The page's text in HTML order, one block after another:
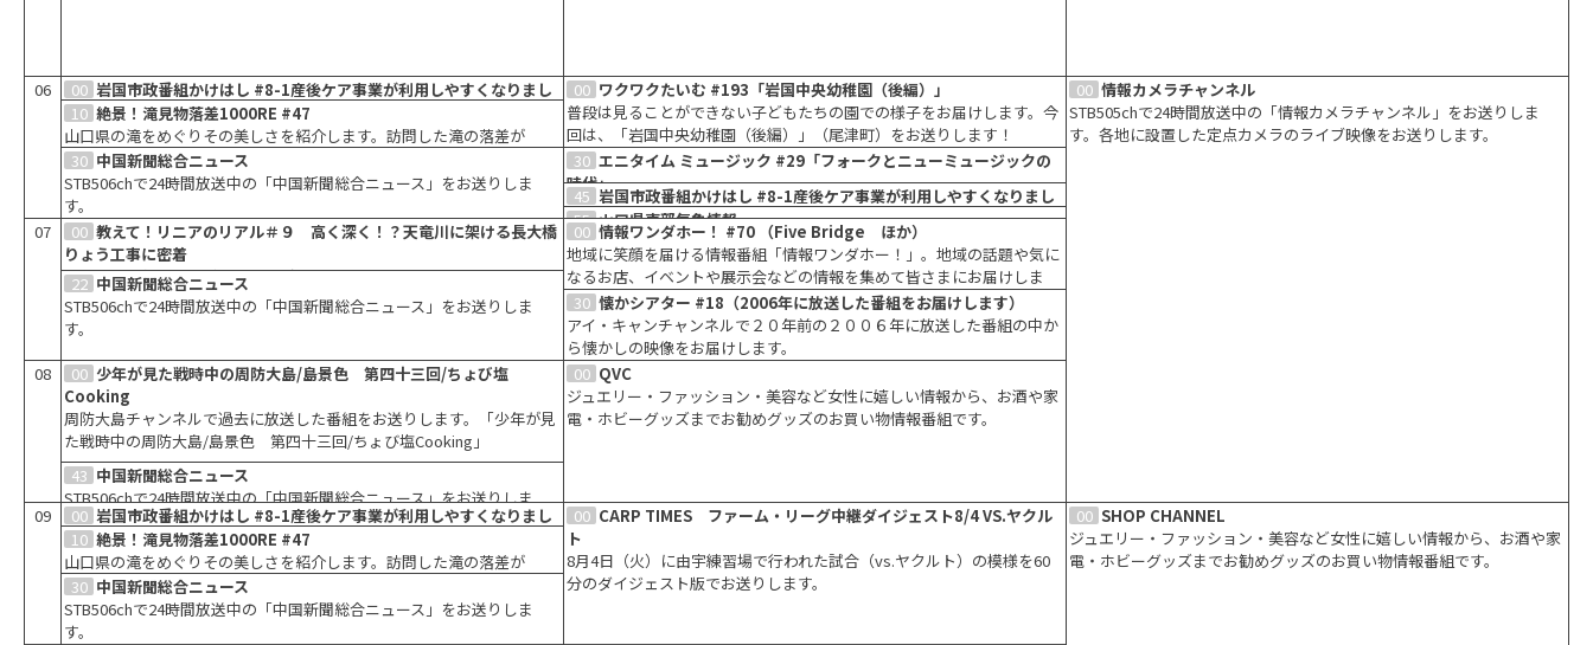
06
07
08
09
00 岩国市政番組かけはし #8-1産後ケア事業が利用しやすくなりまし
た！
岩国市で暮らす人々のための番組。今回は、「産後ケア事業が利用しや
すくなりました！」です。
10 絶景！滝見物落差1000RE #47
山口県の滝をめぐりその美しさを紹介します。訪問した滝の落差が
1000mになったらゴール。自然の厳しさを感じながら知られざるスポッ
トを発見するバラエティ番組です。
30 中国新聞総合ニュース
STB506chで24時間放送中の「中国新聞総合ニュース」をお送りしま
す。
00 教えて！リニアのリアル＃９ 高く深く！？天竜川に架ける長大橋
りょう工事に密着
ＪＲ東海と飯田ケーブルテレビがタッグを組んでお届けするリニア関連
番組の第９弾！今回は、「高く深く！？天竜川に架ける長大橋りょう工
事に密着」です。
22 中国新聞総合ニュース
STB506chで24時間放送中の「中国新聞総合ニュース」をお送りしま
す。
00 少年が見た戦時中の周防大島/島景色 第四十三回/ちょび塩
Cooking
周防大島チャンネルで過去に放送した番組をお送りします。「少年が見
た戦時中の周防大島/島景色 第四十三回/ちょび塩Cooking」
43 中国新聞総合ニュース
STB506chで24時間放送中の「中国新聞総合ニュース」をお送りしま
す。
00 岩国市政番組かけはし #8-1産後ケア事業が利用しやすくなりまし
た！
岩国市で暮らす人々のための番組。今回は、「産後ケア事業が利用しや
すくなりました！」です。
10 絶景！滝見物落差1000RE #47
山口県の滝をめぐりその美しさを紹介します。訪問した滝の落差が
1000mになったらゴール。自然の厳しさを感じながら知られざるスポッ
トを発見するバラエティ番組です。
30 中国新聞総合ニュース
STB506chで24時間放送中の「中国新聞総合ニュース」をお送りしま
す。
00 ワクワクたいむ #193「岩国中央幼稚園（後編）」
普段は見ることができない子どもたちの園での様子をお届けします。今
回は、「岩国中央幼稚園（後編）」（尾津町）をお送りします！
30 エニタイム ミュージック #29「フォークとニューミュージックの
時代」
70年代、日常や恋心を綴ったフォークソングや、後のJ-POPにつながる
ニューミュージックなど、時代の流れを追いながら楽曲をご紹介しま
す。
45 岩国市政番組かけはし #8-1産後ケア事業が利用しやすくなりまし
た！
岩国市で暮らす人々のための番組。今回は、「産後ケア事業が利用しや
すくなりました！」です。
55 山口県東部気象情報
STB504chで24時間放送中の「山口県東部気象情報」をお送りします。
00 情報ワンダホー！ #70 （Five Bridge ほか）
地域に笑顔を届ける情報番組「情報ワンダホー！」。地域の話題や気に
なるお店、イベントや展示会などの情報を集めて皆さまにお届けしま
す。
30 懐かシアター #18（2006年に放送した番組をお届けします）
アイ・キャンチャンネルで２０年前の２００６年に放送した番組の中か
ら懐かしの映像をお届けします。
00 QVC
ジュエリー・ファッション・美容など女性に嬉しい情報から、お酒や家
電・ホビーグッズまでお勧めグッズのお買い物情報番組です。
00 CARP TIMES ファーム・リーグ中継ダイジェスト8/4 VS.ヤクル
ト
8月4日（火）に由宇練習場で行われた試合（vs.ヤクルト）の模様を60
分のダイジェスト版でお送りします。
00 情報カメラチャンネル
STB505chで24時間放送中の「情報カメラチャンネル」をお送りしま
す。各地に設置した定点カメラのライブ映像をお送りします。
00 SHOP CHANNEL
ジュエリー・ファッション・美容など女性に嬉しい情報から、お酒や家
電・ホビーグッズまでお勧めグッズのお買い物情報番組です。